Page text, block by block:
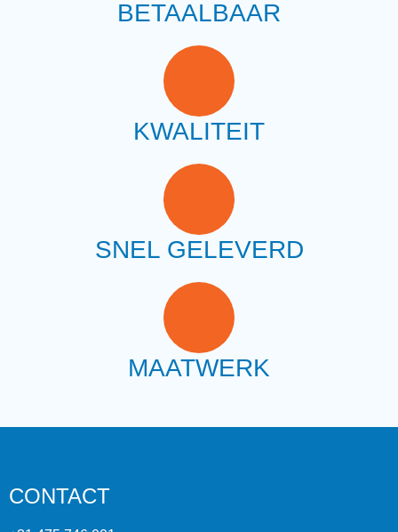
BETAALBAAR
KWALITEIT
SNEL GELEVERD
MAATWERK
CONTACT